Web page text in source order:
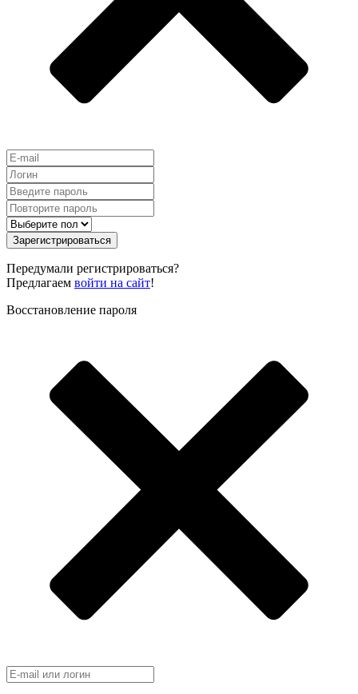
Зарегистрироваться
Передумали регистрироваться?
Предлагаем войти на сайт!
Восстановление пароля